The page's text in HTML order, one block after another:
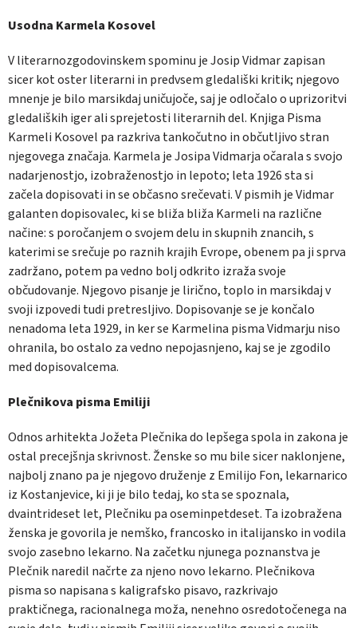
Usodna Karmela Kosovel
V literarnozgodovinskem spominu je Josip Vidmar zapisan
sicer kot oster literarni in predvsem gledališki kritik; njegovo
mnenje je bilo marsikdaj uničujoče, saj je odločalo o uprizoritvi
gledaliških iger ali sprejetosti literarnih del. Knjiga Pisma
Karmeli Kosovel pa razkriva tankočutno in občutljivo stran
njegovega značaja. Karmela je Josipa Vidmarja očarala s svojo
nadarjenostjo, izobraženostjo in lepoto; leta 1926 sta si
začela dopisovati in se občasno srečevati. V pismih je Vidmar
galanten dopisovalec, ki se bliža bliža Karmeli na različne
načine: s poročanjem o svojem delu in skupnih znancih, s
katerimi se srečuje po raznih krajih Evrope, obenem pa ji sprva
zadržano, potem pa vedno bolj odkrito izraža svoje
občudovanje. Njegovo pisanje je lirično, toplo in marsikdaj v
svoji izpovedi tudi pretresljivo. Dopisovanje se je končalo
nenadoma leta 1929, in ker se Karmelina pisma Vidmarju niso
ohranila, bo ostalo za vedno nepojasnjeno, kaj se je zgodilo
med dopisovalcema.
Plečnikova pisma Emiliji
Odnos arhitekta Jožeta Plečnika do lepšega spola in zakona je
ostal precejšnja skrivnost. Ženske so mu bile sicer naklonjene,
najbolj znano pa je njegovo druženje z Emilijo Fon, lekarnarico
iz Kostanjevice, ki ji je bilo tedaj, ko sta se spoznala,
dvaintrideset let, Plečniku pa oseminpetdeset. Ta izobražena
ženska je govorila je nemško, francosko in italijansko in vodila
svojo zasebno lekarno. Na začetku njunega poznanstva je
Plečnik naredil načrte za njeno novo lekarno. Plečnikova
pisma so napisana s kaligrafsko pisavo, razkrivajo
praktičnega, racionalnega moža, nenehno osredotočenega na